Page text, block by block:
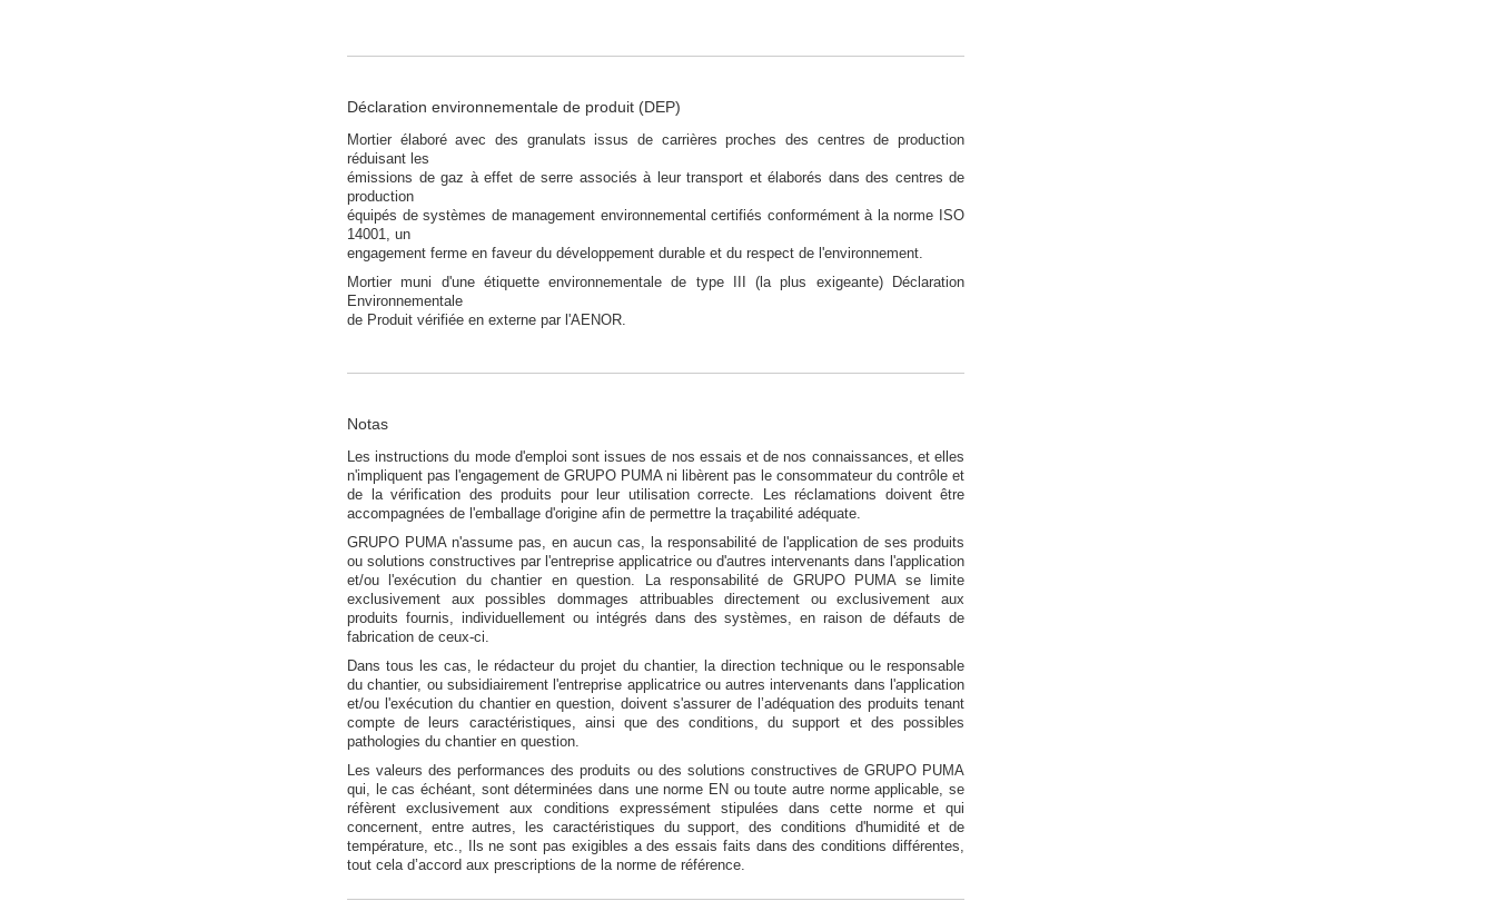
Déclaration environnementale de produit (DEP)
Mortier élaboré avec des granulats issus de carrières proches des centres de production
réduisant les
émissions de gaz à effet de serre associés à leur transport et élaborés dans des centres de
production
équipés de systèmes de management environnemental certifiés conformément à la norme ISO
14001, un
engagement ferme en faveur du développement durable et du respect de l'environnement.
Mortier muni d'une étiquette environnementale de type III (la plus exigeante) Déclaration
Environnementale
de Produit vérifiée en externe par l'AENOR.
Notas
Les instructions du mode d'emploi sont issues de nos essais et de nos connaissances, et elles
n'impliquent pas l'engagement de GRUPO PUMA ni libèrent pas le consommateur du contrôle et
de la vérification des produits pour leur utilisation correcte. Les réclamations doivent être
accompagnées de l'emballage d'origine afin de permettre la traçabilité adéquate.
GRUPO PUMA n'assume pas, en aucun cas, la responsabilité de l'application de ses produits
ou solutions constructives par l'entreprise applicatrice ou d'autres intervenants dans l'application
et/ou l'exécution du chantier en question. La responsabilité de GRUPO PUMA se limite
exclusivement aux possibles dommages attribuables directement ou exclusivement aux
produits fournis, individuellement ou intégrés dans des systèmes, en raison de défauts de
fabrication de ceux-ci.
Dans tous les cas, le rédacteur du projet du chantier, la direction technique ou le responsable
du chantier, ou subsidiairement l'entreprise applicatrice ou autres intervenants dans l'application
et/ou l'exécution du chantier en question, doivent s'assurer de l’adéquation des produits tenant
compte de leurs caractéristiques, ainsi que des conditions, du support et des possibles
pathologies du chantier en question.
Les valeurs des performances des produits ou des solutions constructives de GRUPO PUMA
qui, le cas échéant, sont déterminées dans une norme EN ou toute autre norme applicable, se
réfèrent exclusivement aux conditions expressément stipulées dans cette norme et qui
concernent, entre autres, les caractéristiques du support, des conditions d'humidité et de
température, etc., Ils ne sont pas exigibles a des essais faits dans des conditions différentes,
tout cela d’accord aux prescriptions de la norme de référence.